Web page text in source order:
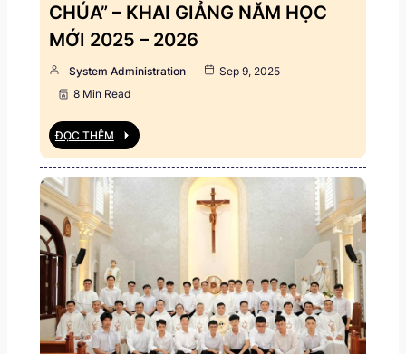
CHÚA” – KHAI GIẢNG NĂM HỌC
MỚI 2025 – 2026
System Administration
Sep 9, 2025
8 Min Read
ĐỌC THÊM